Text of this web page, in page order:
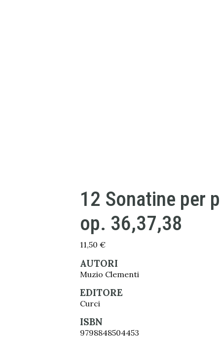
12 Sonatine per
op. 36,37,38
11,50 €
AUTORI
Muzio Clementi
EDITORE
Curci
ISBN
9798848504453